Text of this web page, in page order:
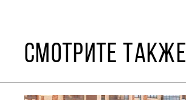
СМОТРИТЕ ТАКЖЕ